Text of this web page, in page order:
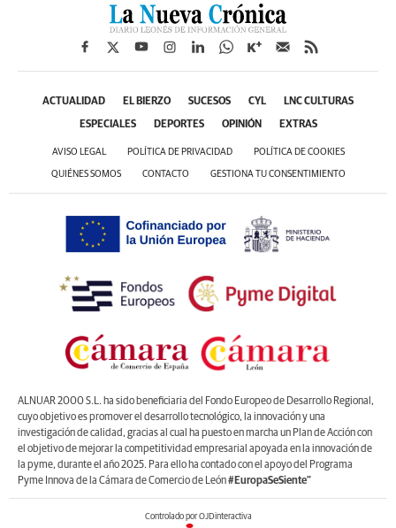
ACTUALIDAD EL BIERZO SUCESOS CYL LNC CULTURAS
ESPECIALES DEPORTES OPINIÓN EXTRAS
AVISO LEGAL POLÍTICA DE PRIVACIDAD POLÍTICA DE COOKIES
QUIÉNES SOMOS CONTACTO GESTIONA TU CONSENTIMIENTO
ALNUAR 2000 S.L. ha sido beneficiaria del Fondo Europeo de Desarrollo Regional,
cuyo objetivo es promover el desarrollo tecnológico, la innovación y una
investigación de calidad, gracias al cual ha puesto en marcha un Plan de Acción con
el objetivo de mejorar la competitividad empresarial apoyada en la innovación de
la pyme, durante el año 2025. Para ello ha contado con el apoyo del Programa
Pyme Innova de la Cámara de Comercio de León#EuropaSeSiente”
Controlado por OJDinteractiva